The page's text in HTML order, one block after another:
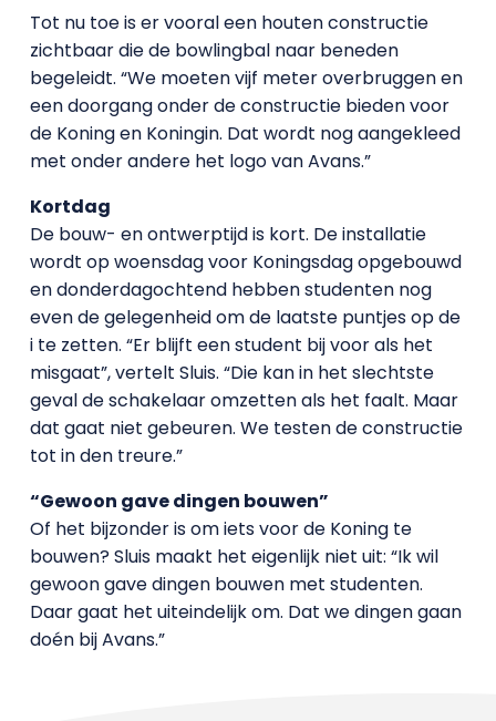
Tot nu toe is er vooral een houten constructie
zichtbaar die de bowlingbal naar beneden
begeleidt. “We moeten vijf meter overbruggen en
een doorgang onder de constructie bieden voor
de Koning en Koningin. Dat wordt nog aangekleed
met onder andere het logo van Avans.”
Kortdag
De bouw- en ontwerptijd is kort. De installatie
wordt op woensdag voor Koningsdag opgebouwd
en donderdagochtend hebben studenten nog
even de gelegenheid om de laatste puntjes op de
i te zetten. “Er blijft een student bij voor als het
misgaat”, vertelt Sluis. “Die kan in het slechtste
geval de schakelaar omzetten als het faalt. Maar
dat gaat niet gebeuren. We testen de constructie
tot in den treure.”
“Gewoon gave dingen bouwen”
Of het bijzonder is om iets voor de Koning te
bouwen? Sluis maakt het eigenlijk niet uit: “Ik wil
gewoon gave dingen bouwen met studenten.
Daar gaat het uiteindelijk om. Dat we dingen gaan
doén bij Avans.”